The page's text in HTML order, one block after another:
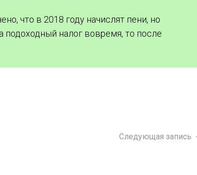
что в 2018 году начислят пени, но
подоходный налог вовремя, то после
Следующая запись